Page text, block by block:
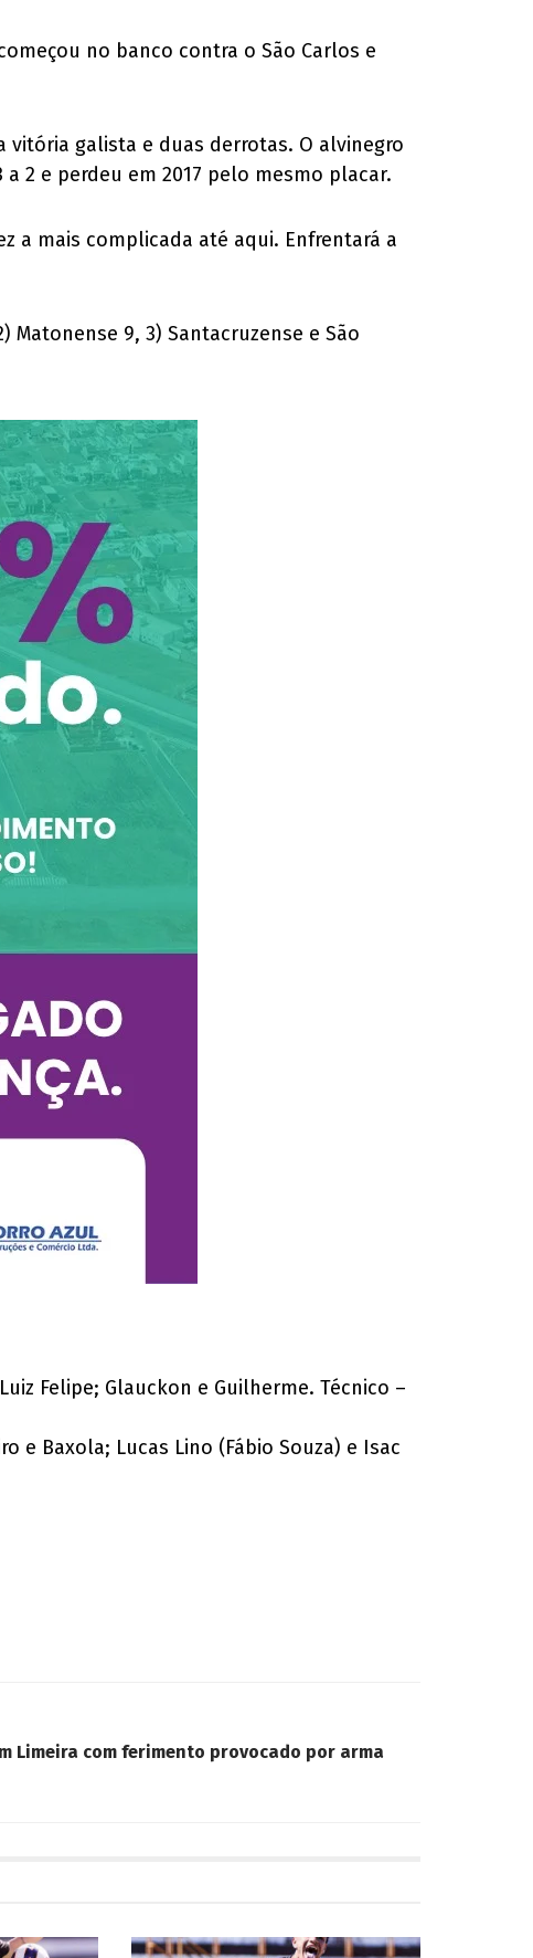
no banco contra o São Carlos e
galista e duas derrotas. O alvinegro
2 e perdeu em 2017 pelo mesmo placar.
a mais complicada até aqui. Enfrentará a
Matonense 9, 3) Santacruzense e São
Felipe; Glauckon e Guilherme. Técnico –
e Baxola; Lucas Lino (Fábio Souza) e Isac
Limeira com ferimento provocado por arma